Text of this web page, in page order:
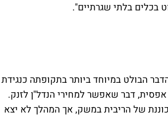
בכלים בלתי שגרתיים".
הבולט במיוחד ביותר בתקופתה כנגידת
דבר שאפשר למחירי הנדל"ן לזנק.
של הריבית במשק, אך המהלך לא יצא